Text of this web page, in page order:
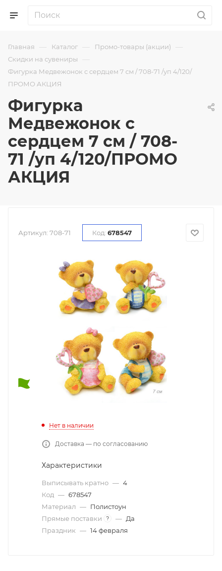
Главная — Каталог — Промо-товары (акции) —
Скидки на сувениры —
Фигурка Медвежонок с сердцем 7 см / 708-71 /уп 4/120/
ПРОМО АКЦИЯ
Фигурка
Медвежонок с
сердцем 7 см / 708-
71 /уп 4/120/ПРОМО
АКЦИЯ
Артикул: 708-71 Код: 678547
Нет в наличии
Доставка — по согласованию
Характеристики
Выписывать кратно — 4
Код — 678547
Материал — Полистоун
Прямые поставки
? — Да
Праздник — 14 февраля